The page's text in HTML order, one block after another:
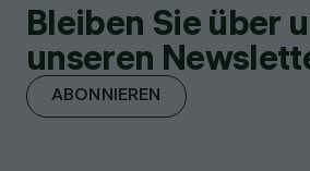
Bleiben Sie über
unseren
ABONNIEREN